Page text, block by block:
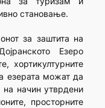
становање.
за заштита на
Езеро
хортикултурните
езерата можат да
начин утврдени
просторните